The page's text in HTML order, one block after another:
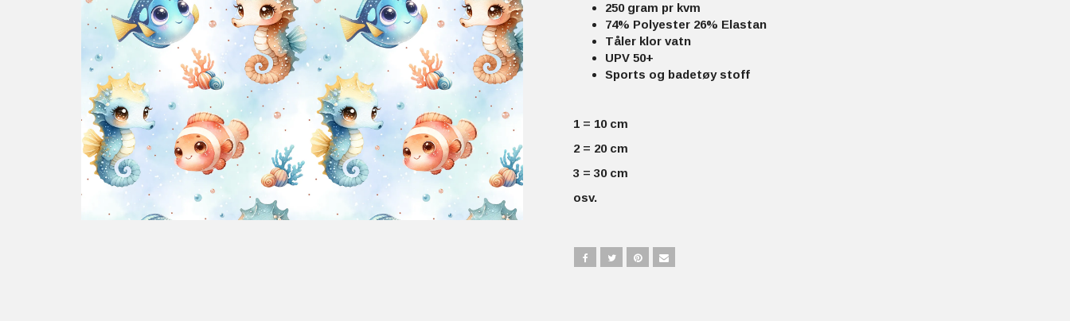
250 gram pr kvm
74% Polyester 26% Elastan
Tåler klor vatn
UPV 50+
Sports og badetøy stoff
1 = 10 cm
2 = 20 cm
3 = 30 cm
osv.